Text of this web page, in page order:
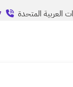
العربية المتحدة